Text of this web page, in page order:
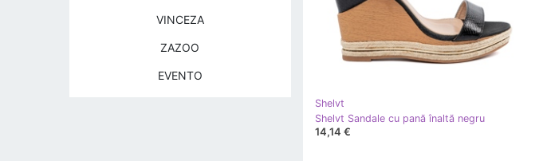
Shelvt
Shelvt Sandale cu pană înaltă negru
14,14 €
VINCEZA
ZAZOO
EVENTO